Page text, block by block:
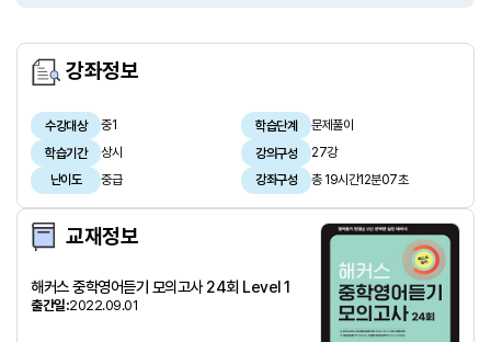
강좌정보
수강대상 중1 학습단계
문제풀이
학습기간
상시 강의구성
27강
난이도
중급 강좌구성 총 19시간12분07초
교재정보
해커스 중학영어듣기 모의고사 24회 Level 1
출간일:2022.09.01